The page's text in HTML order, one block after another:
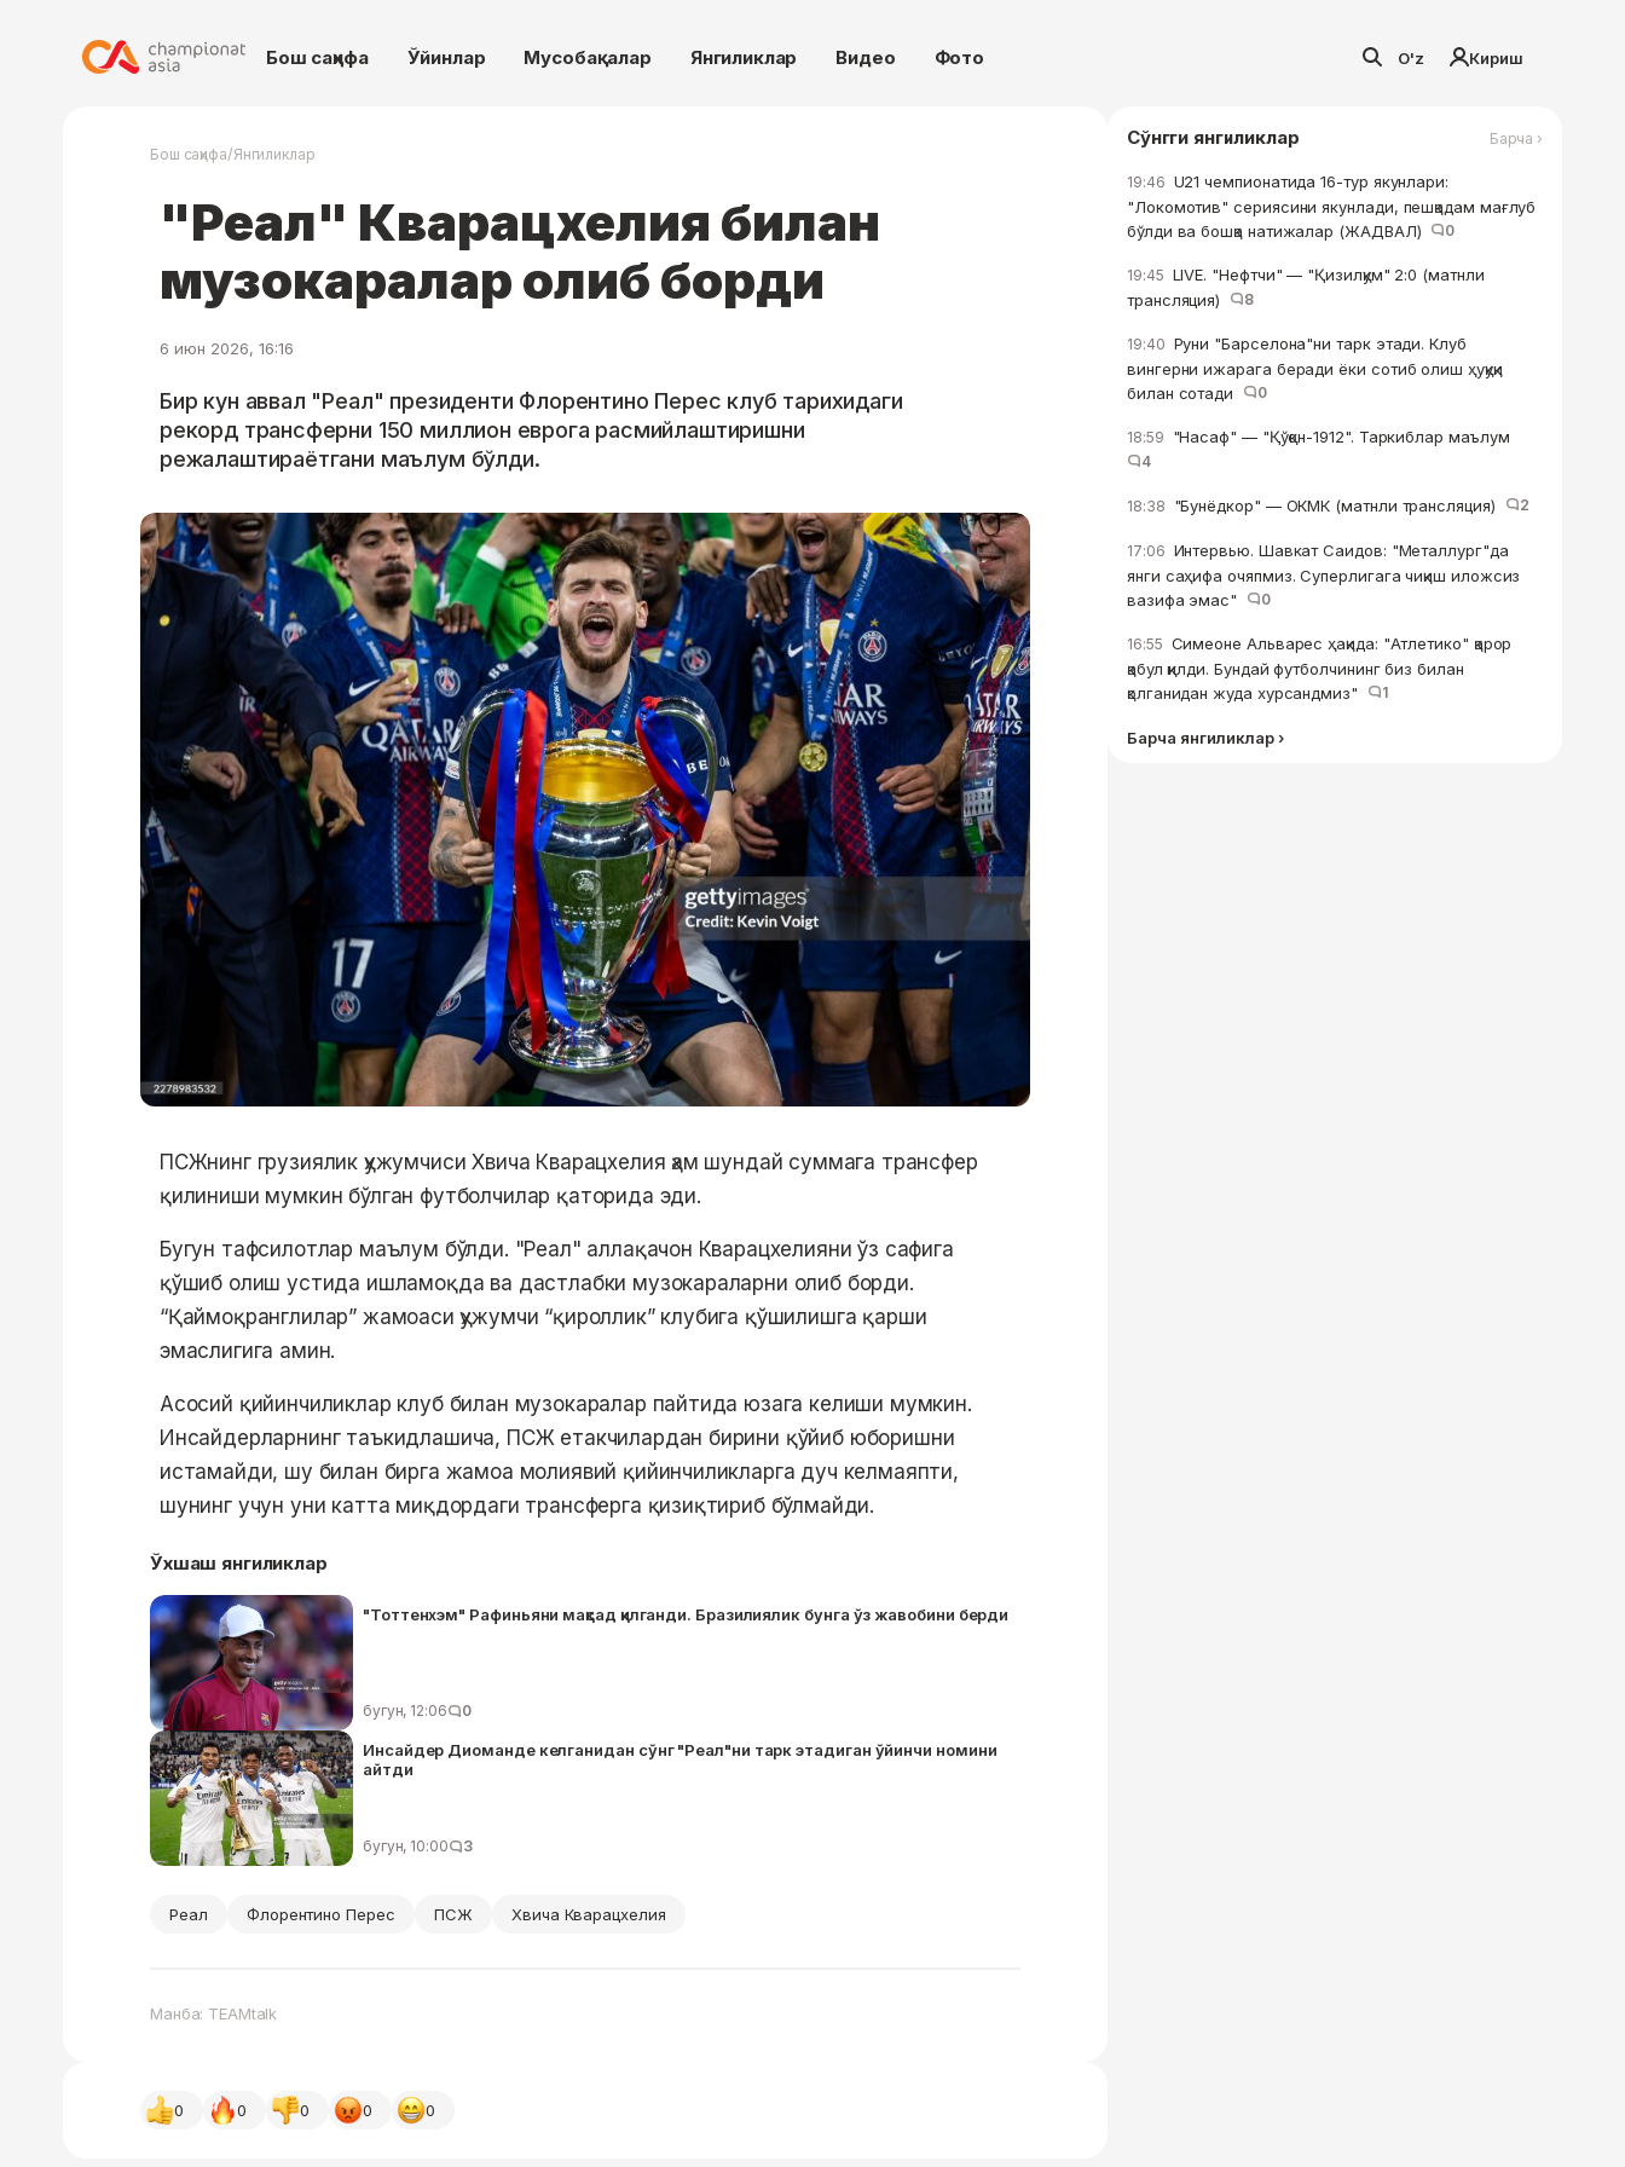
Бош саҳифа Ўйинлар Мусобақалар Янгиликлар Видео Фото O'z Кириш
Бош саҳифа/Янгиликлар
"Реал" Кварацхелия билан
музокаралар олиб борди
6 июн 2026, 16:16
Бир кун аввал "Реал" президенти Флорентино Перес клуб тарихидаги
рекорд трансферни 150 миллион еврога расмийлаштиришни
режалаштираётгани маълум бўлди.
ПСЖнинг грузиялик ҳужумчиси Хвича Кварацхелия ҳам шундай суммага трансфер
қилиниши мумкин бўлган футболчилар қаторида эди.
Бугун тафсилотлар маълум бўлди. "Реал" аллақачон Кварацхелияни ўз сафига
қўшиб олиш устида ишламоқда ва дастлабки музокараларни олиб борди.
“Қаймоқранглилар” жамоаси ҳужумчи “қироллик” клубига қўшилишга қарши
эмаслигига амин.
Асосий қийинчиликлар клуб билан музокаралар пайтида юзага келиши мумкин.
Инсайдерларнинг таъкидлашича, ПСЖ етакчилардан бирини қўйиб юборишни
истамайди, шу билан бирга жамоа молиявий қийинчиликларга дуч келмаяпти,
шунинг учун уни катта миқдордаги трансферга қизиқтириб бўлмайди.
Ўхшаш янгиликлар
"Тоттенхэм" Рафиньяни мақсад қилганди. Бразилиялик бунга ўз жавобини берди
бугун, 12:06 0
Инсайдер Диоманде келганидан сўнг "Реал"ни тарк этадиган ўйинчи номини
айтди
бугун, 10:00 3
Реал Флорентино Перес ПСЖ Хвича Кварацхелия
Манба: TEAMtalk
0 0 0 0 0
Сўнгги янгиликлар Барча ›
19:46 U21 чемпионатида 16-тур якунлари:
"Локомотив" сериясини якунлади, пешқадам мағлуб
бўлди ва бошқа натижалар (ЖАДВАЛ)
0
19:45 LIVE. "Нефтчи" — "Қизилқум" 2:0 (матнли
трансляция)
8
19:40 Руни "Барселона"ни тарк этади. Клуб
вингерни ижарага беради ёки сотиб олиш ҳуқуқи
билан сотади
0
18:59 "Насаф" — "Қўқон-1912". Таркиблар маълум
4
18:38 "Бунёдкор" — ОКМК (матнли трансляция) 2
17:06 Интервью. Шавкат Саидов: "Металлург"да
янги саҳифа очяпмиз. Суперлигага чиқиш иложсиз
вазифа эмас"
0
16:55 Симеоне Альварес ҳақида: "Атлетико" қарор
қабул қилди. Бундай футболчининг биз билан
қолганидан жуда хурсандмиз"
1
Барча янгиликлар ›